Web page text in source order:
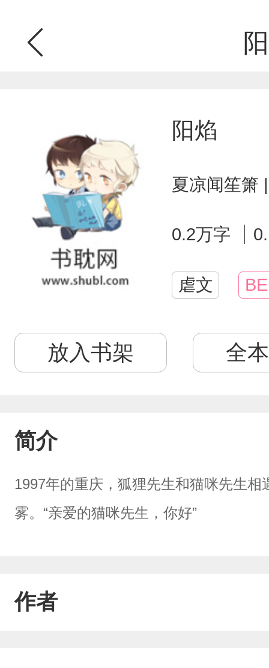
阳焰
夏凉闻笙箫
0.2万字
虐文 BE
放入书架 全
简介
1997年的重庆，狐狸先生和猫咪先生
雾。“亲爱的猫咪先生，你好”
作者